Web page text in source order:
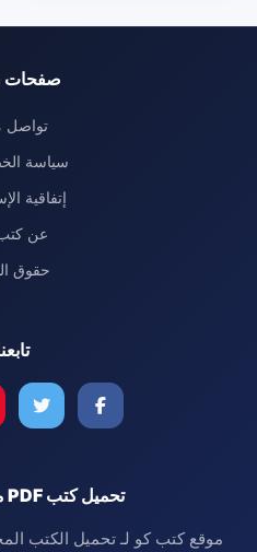
صفحات
تواصل
سياسة
إتفاقية
عن
حقوق
تحميل كتب PDF مجانا – كتب كو